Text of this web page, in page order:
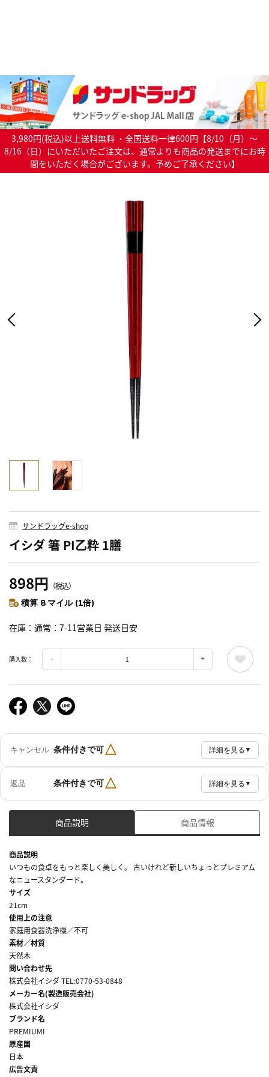
3,980円(税込)以上送料無料 ・全国送料一律600円【8/10（月）～
8/16（日）にいただいたご注文は、通常よりも商品の発送までにお時
間をいただく場合がございます。予めご了承ください】
サンドラッグe-shop
イシダ 箸 PI乙粋 1膳
898円 （税込）
積算 8 マイル (1倍)
在庫 通常：7-11営業日 発送目安
購入数：
キャンセル 条件付きで可△ 詳細を見る ▼
返品 条件付きで可△ 詳細を見る ▼
商品説明 商品情報
商品説明
いつもの食卓をもっと楽しく美しく。 古いけれど新しいちょっとプレミアム
なニュースタンダード。
サイズ
21cm
使用上の注意
家庭用食器洗浄機／不可
素材／材質
天然木
問い合わせ先
株式会社イシダ TEL:0770-53-0848
メーカー名(製造販売会社)
株式会社イシダ
ブランド名
PREMIUMI
原産国
日本
広告文責